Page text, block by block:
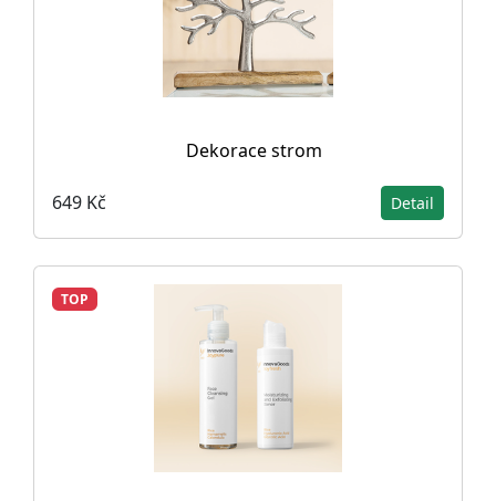
Dekorace strom
649 Kč Detail
TOP